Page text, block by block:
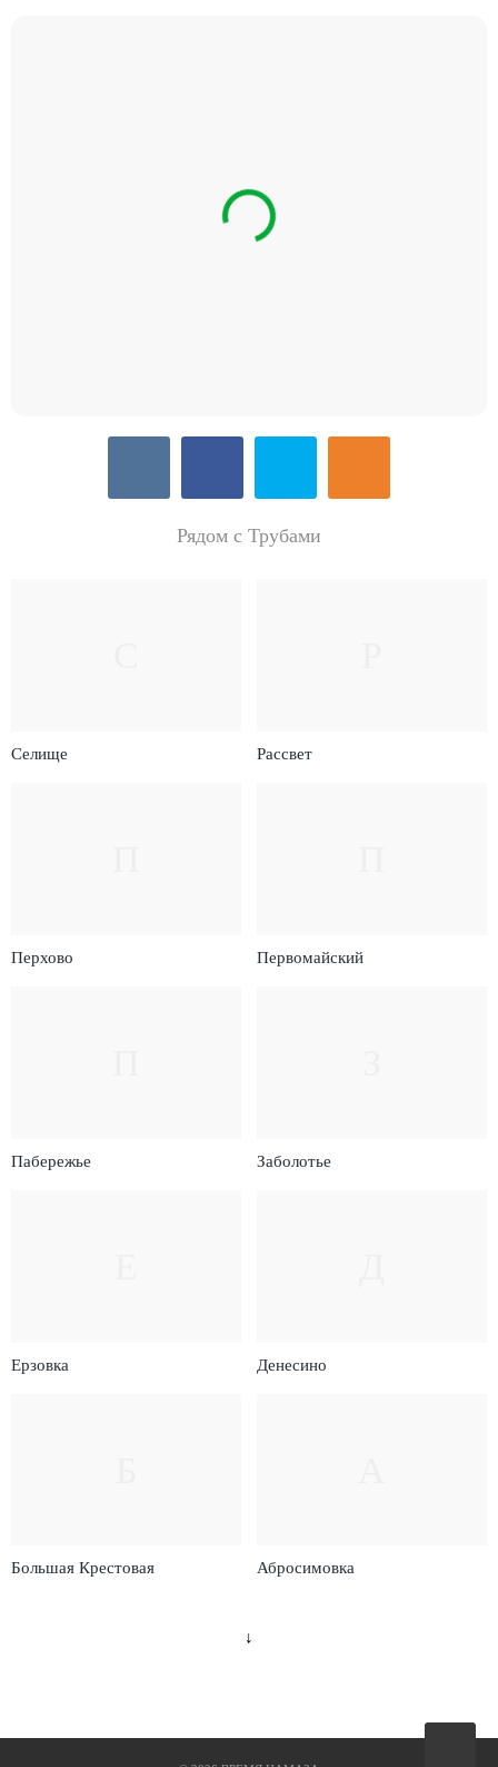
Рядом с Трубами
Селище Рассвет
Перхово Первомайский
Пабережье Заболотье
Ерзовка Денесино
Большая Крестовая Абросимовка
↓